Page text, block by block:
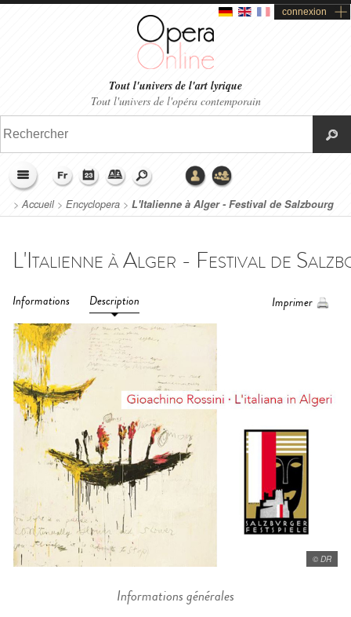
connexion
Tout l'univers de l'art lyrique
Tout l'univers de l'opéra contemporain
>Accueil> Encyclopera > L'Italienne à Alger - Festival de Salzbourg
(2018)
Informations Description Imprimer
© DR
Informations générales